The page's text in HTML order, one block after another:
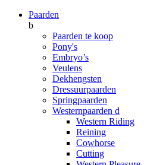
Paarden
b
Paarden te koop
Pony's
Embryo’s
Veulens
Dekhengsten
Dressuurpaarden
Springpaarden
Westernpaarden d
Western Riding
Reining
Cowhorse
Cutting